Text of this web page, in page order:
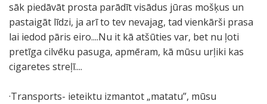
sāk piedāvāt prosta parādīt visādus jūras mošķus un
pastaigāt līdzi, ja arī to tev nevajag, tad vienkārši prasa
lai iedod pāris eiro....Nu it kā atšūties var, bet nu ļoti
pretīga cilvēku pasuga, apmēram, kā mūsu urļiki kas
cigaretes streļī....
·Transports- ieteiktu izmantot „matatu”, mūsu